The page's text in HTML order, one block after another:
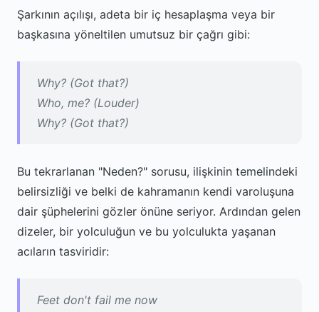
Şarkının açılışı, adeta bir iç hesaplaşma veya bir
başkasına yöneltilen umutsuz bir çağrı gibi:
Why? (Got that?)
Who, me? (Louder)
Why? (Got that?)
Bu tekrarlanan "Neden?" sorusu, ilişkinin temelindeki
belirsizliği ve belki de kahramanın kendi varoluşuna
dair şüphelerini gözler önüne seriyor. Ardından gelen
dizeler, bir yolculuğun ve bu yolculukta yaşanan
acıların tasviridir:
Feet don't fail me now